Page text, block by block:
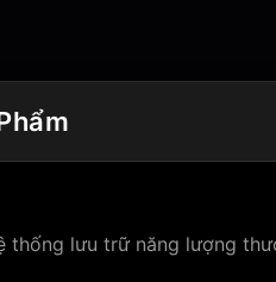
thống lưu trữ năng lượng